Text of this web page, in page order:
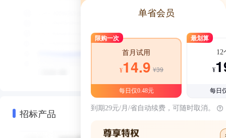
招标产品
单省会员
限购一次
首月试用
¥14.9 ¥39
每日仅0.48元
最划算
12
¥
每日
到期29元/月/省自动续费，可随时取消。